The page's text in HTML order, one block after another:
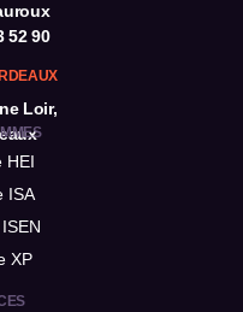
52 90
Loir,
HEI
ISA
XP